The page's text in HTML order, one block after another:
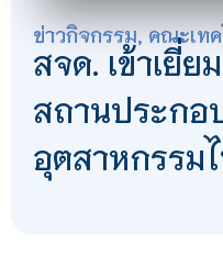
ข่าวกิจกรรม,คณะเท
สจด. เข้าเยี่
สถานประกอ
อุตสาหกรรม